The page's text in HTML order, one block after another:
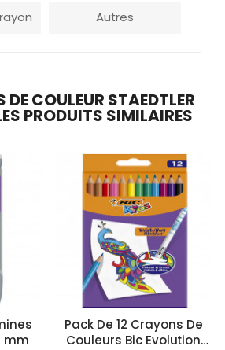
Autres
COULEUR STAEDTLER
PRODUITS SIMILAIRES
mm
Pack De 12 Crayons De
Couleurs Bic Evolution